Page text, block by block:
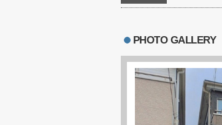
PHOTO GALLERY